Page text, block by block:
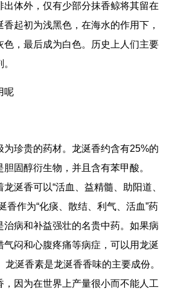
出体外，仅有少部分抹香鲸将其留在
起初为浅黑色，在海水的作用下，
色，最后成为白色。历史上人们主要
呢
为珍贵的药材。龙涎香约含有25%的
固醇衍生物，并且含有苯甲酸。
龙涎香可以“活血、益精髓、助阳道、
香作为“化痰、散结、利气、活血”药
治病和补益强壮的名贵中药。如果病
气闷和心腹疼痛等病症，可以用龙涎
涎香素是龙涎香香味的主要成份。
，因为在世界上产量很小而不能人工